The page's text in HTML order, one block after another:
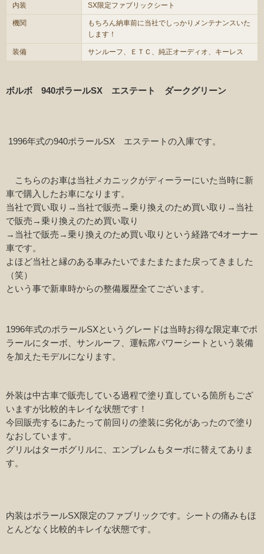
内装 SX限定ファブリックシート
機関
もちろん納車前に当社でしっかりメンテナンスいた
します！
装備 サンルーフ、ＥＴＣ、純正オーディオ、キーレス
ボルボ 940ポラールSX エステート ダークグリーン
1996年式の940ポラールSX エステートの入庫です。
こちらのお車は当社メカニックがディーラーにいた当時に新
車で購入したお車になります。
当社で買い取り→当社で販売→乗り換えのため買い取り→当社
で販売→乗り換えのため買い取り
→当社で販売→乗り換えのため買い取りという経路で4オーナー
車です。
よほど当社と縁のある車みたいでまたまたまた戻ってきました
（笑）
という事で新車時からの整備履歴全てございます。
1996年式のポラールSXというグレードは当時お得な限定車でポ
ラールにターボ、サンルーフ、運転席パワーシートという装備
を加えたモデルになります。
外装は中古車で販売している過程で塗り直している箇所もござ
いますが比較的キレイな状態です！
今回販売するにあたって前回りの塗装に劣化があったので塗り
なおしています。
グリルはターボグリルに、エンブレムもターボに替えてありま
す。
内装はポラールSX限定のファブリックです。シートの痛みもほ
とんどなく比較的キレイな状態です。